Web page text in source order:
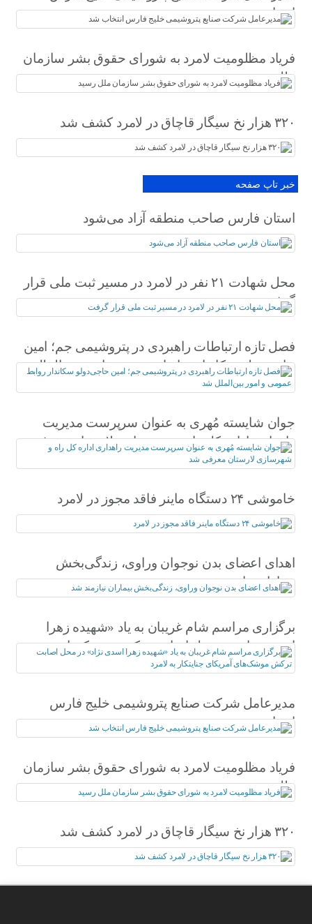
انتخاب شد
فریاد مظلومیت لامرد به شورای حقوق بشر سازمان
ملل رسید
۳۲۰ هزار نخ سیگار قاچاق در لامرد کشف شد
خبر تاپ صفحه
استان فارس صاحب منطقه آزاد می‌شود
محل شهادت ۲۱ نفر در لامرد در مسیر ثبت ملی قرار
گرفت
فصل تازه ارتباطات راهبردی در پتروشیمی جم؛ امین
حاجی‌دولو سکاندار روابط عمومی و امور بین‌الملل
شد
جوان شایسته مُهری به عنوان سرپرست مدیریت
راهداری اداره کل راه و شهرسازی لارستان معرفی
شد
خاموشی ۲۴ دستگاه ماینر فاقد مجوز در لامرد
اهدای اعضای بدن نوجوان وراوی، زندگی‌بخش
بیماران نیازمند شد
برگزاری مراسم شام غریبان به یاد «شهیده زهرا
اسدی نژاد» در محل اصابت ترکش موشک‌های
آمریکای جنایتکار به لامرد
مدیرعامل شرکت صنایع پتروشیمی خلیج فارس
انتخاب شد
فریاد مظلومیت لامرد به شورای حقوق بشر سازمان
ملل رسید
۳۲۰ هزار نخ سیگار قاچاق در لامرد کشف شد